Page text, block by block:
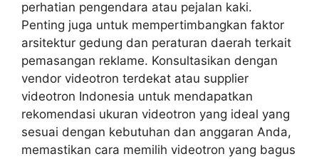
perhatian pengendara atau pejalan kaki.
Penting juga untuk mempertimbangkan faktor
arsitektur gedung dan peraturan daerah terkait
pemasangan reklame. Konsultasikan dengan
vendor videotron terdekat atau supplier
videotron Indonesia untuk mendapatkan
rekomendasi ukuran videotron yang ideal yang
sesuai dengan kebutuhan dan anggaran Anda,
memastikan cara memilih videotron yang bagus